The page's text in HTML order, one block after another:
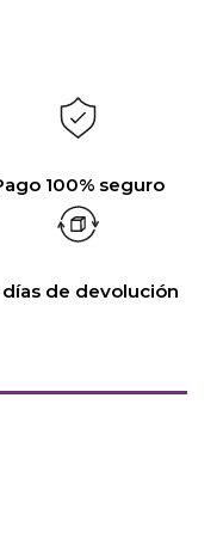
100% seguro
días de devolución